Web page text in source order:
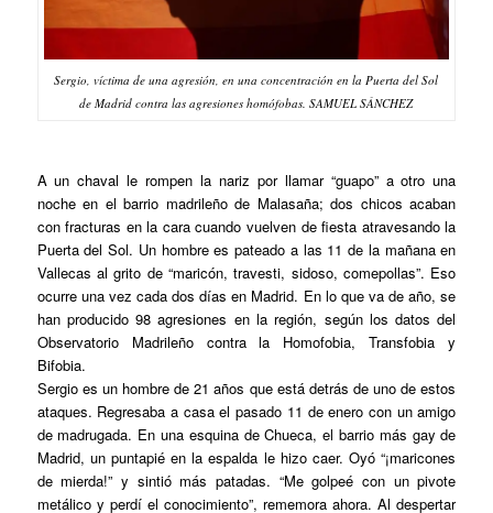
Sergio, víctima de una agresión, en una concentración en la Puerta del Sol
de Madrid contra las agresiones homófobas. SAMUEL SÁNCHEZ
A un chaval le rompen la nariz por llamar “guapo” a otro una
noche en el barrio madrileño de Malasaña; dos chicos acaban
con fracturas en la cara cuando vuelven de fiesta atravesando la
Puerta del Sol. Un hombre es pateado a las 11 de la mañana en
Vallecas al grito de “maricón, travesti, sidoso, comepollas”. Eso
ocurre una vez cada dos días en Madrid. En lo que va de año, se
han producido 98 agresiones en la región, según los datos del
Observatorio Madrileño contra la Homofobia, Transfobia y
Bifobia.
Sergio es un hombre de 21 años que está detrás de uno de estos
ataques. Regresaba a casa el pasado 11 de enero con un amigo
de madrugada. En una esquina de Chueca, el barrio más gay de
Madrid, un puntapié en la espalda le hizo caer. Oyó “¡maricones
de mierda!” y sintió más patadas. “Me golpeé con un pivote
metálico y perdí el conocimiento”, rememora ahora. Al despertar